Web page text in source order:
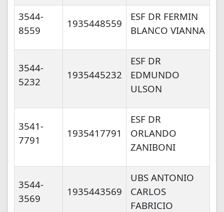
3544-
8559
1935448559
ESF DR FERMIN
BLANCO VIANNA
3544-
5232
1935445232
ESF DR
EDMUNDO
ULSON
3541-
7791
1935417791
ESF DR
ORLANDO
ZANIBONI
3544-
3569
1935443569
UBS ANTONIO
CARLOS
FABRICIO